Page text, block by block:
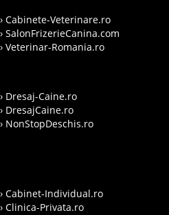
› Cabinete-Veterinare.ro
› SalonFrizerieCanina.com
› Veterinar-Romania.ro
› Dresaj-Caine.ro
› DresajCaine.ro
› NonStopDeschis.ro
› Cabinet-Individual.ro
› Clinica-Privata.ro